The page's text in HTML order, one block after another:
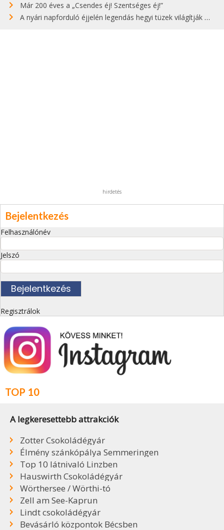
Már 200 éves a „Csendes éj! Szentséges éj!”
A nyári napforduló éjjelén legendás hegyi tüzek világítják meg Zugspitzét
hirdetés
Bejelentkezés
Felhasználónév
Jelszó
Regisztrálok
TOP 10
A legkeresettebb attrakciók
Zotter Csokoládégyár
Élmény szánkópálya Semmeringen
Top 10 látnivaló Linzben
Hauswirth Csokoládégyár
Wörthersee / Wörthi-tó
Zell am See-Kaprun
Lindt csokoládégyár
Bevásárló központok Bécsben